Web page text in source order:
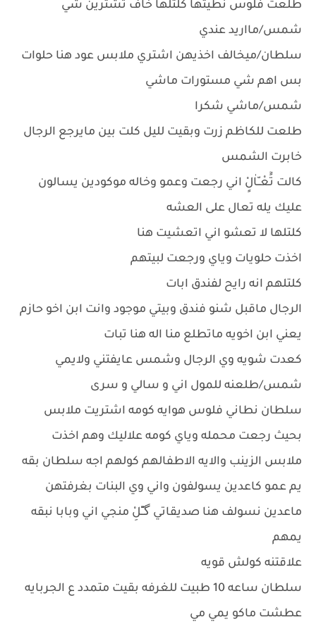
طلعت فلوس نطيتها كلتلها خاف تشترين شي
شمس/مااريد عندي
سلطان/ميخالف اخذيهن اشتري ملابس عود هنا حلوات
بس اهم شي مستورات ماشي
شمس/ماشي شكرا
طلعت للكاظم زرت وبقيت لليل كلت بين مايرجع الرجال
خابرت الشمس
كالت تًٓعْــّاٰلٍْ اني رجعت وعمو وخاله موكودين يسالون
عليك يله تعال على العشه
كلتلها لا تعشو اني اتعشيت هنا
اخذت حلويات وياي ورجعت لبيتهم
كلتلهم انه رايح لفندق ابات
الرجال ماقبل شنو فندق وبيتي موجود وانت ابن اخو حازم
يعني ابن اخويه ماتطلع منا اله هنا تبات
كعدت شويه وي الرجال وشمس عايفتني ولايمي
شمس/طلعنه للمول اني و سالي و سرى
سلطان نطاني فلوس هوايه كومه اشتريت ملابس
بحيث رجعت محمله وياي كومه علاليك وهم اخذت
ملابس الزينب والايه الاطفالهم كولهم اجه سلطان بقه
يم عمو كاعدين يسولفون واني وي البنات بغرفتهن
ماعدين نسولف هنا صديقاتي گـِْـِْلِْ منجي اني وبابا نبقه
يمهم
علاقتنه كولش قويه
سلطان ساعه 10 طبيت للغرفه بقيت متمدد ع الجربايه
عطشت ماكو يمي مي